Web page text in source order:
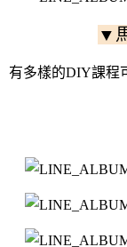
▼
有多樣的DIY課程